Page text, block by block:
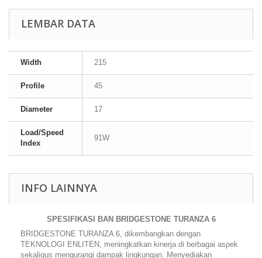
LEMBAR DATA
Width 215
Profile 45
Diameter 17
Load/Speed
Index
91W
INFO LAINNYA
SPESIFIKASI BAN BRIDGESTONE TURANZA 6
BRIDGESTONE TURANZA 6, dikembangkan dengan
TEKNOLOGI ENLITEN, meningkatkan kinerja di berbagai aspek
sekaligus mengurangi dampak lingkungan. Menyediakan